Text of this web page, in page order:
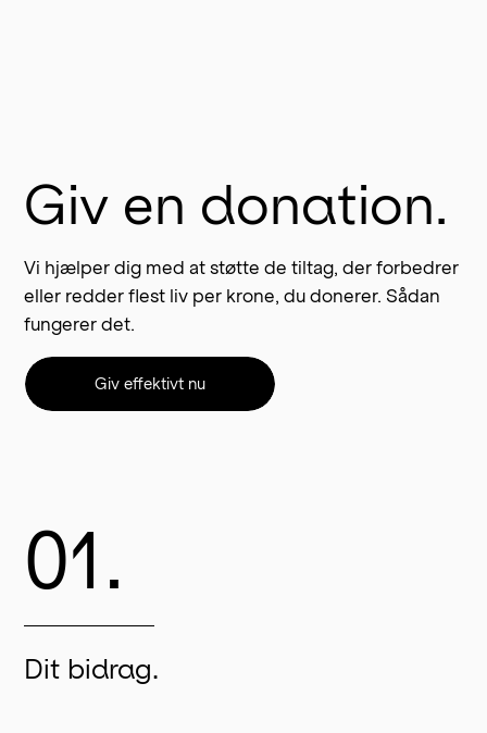
Giv en donation.
Vi hjælper dig med at støtte de tiltag, der forbedrer
eller redder flest liv per krone, du donerer. Sådan
fungerer det.
Giv effektivt nu
01.
Dit bidrag.